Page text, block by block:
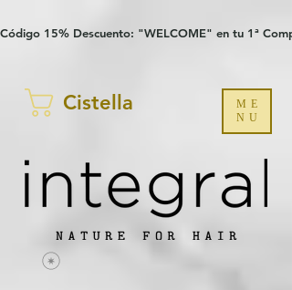
Código 15% Descuento: "WELCOME" en tu 1ª
Cistella
ME
NU